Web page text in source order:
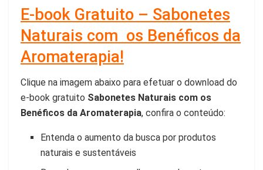
E-book Gratuito – Sabonetes
Naturais com os Benéficos da
Aromaterapia!
Clique na imagem abaixo para efetuar o download do
e-book gratuito Sabonetes Naturais com os
Benéficos da Aromaterapia, confira o conteúdo:
Entenda o aumento da busca por produtos
naturais e sustentáveis